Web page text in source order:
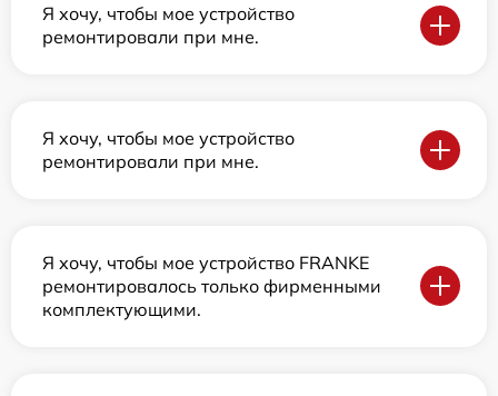
Я хочу, чтобы мое устройство
ремонтировали при мне.
Я хочу, чтобы мое устройство
ремонтировали при мне.
Я хочу, чтобы мое устройство FRANKE
ремонтировалось только фирменными
комплектующими.